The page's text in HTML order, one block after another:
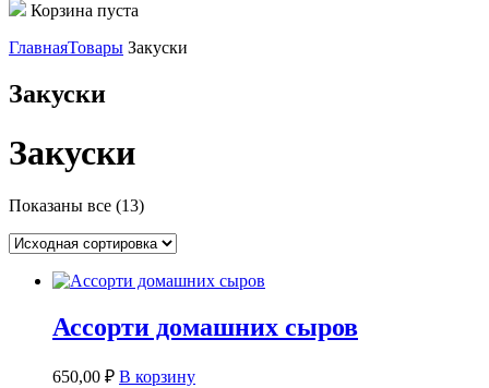
Корзина пуста
ГлавнаяТовары Закуски
Закуски
Закуски
Показаны все (13)
Ассорти домашних сыров
650,00 ₽ В корзину